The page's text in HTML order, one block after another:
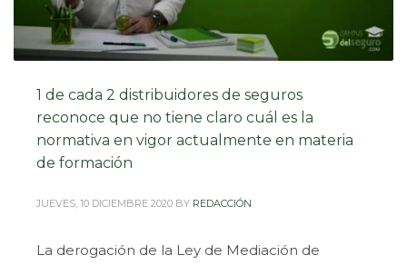
1 de cada 2 distribuidores de seguros
reconoce que no tiene claro cuál es la
normativa en vigor actualmente en materia
de formación
JUEVES, 10 DICIEMBRE 2020 BY REDACCIÓN
La derogación de la Ley de Mediación de